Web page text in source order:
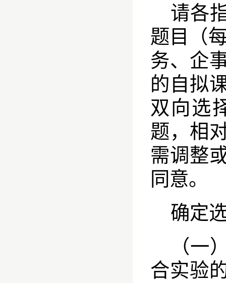
请各
题目（
务、企
的自拟
双向选
题，相
需调整
同意。
确定
（一
合实验